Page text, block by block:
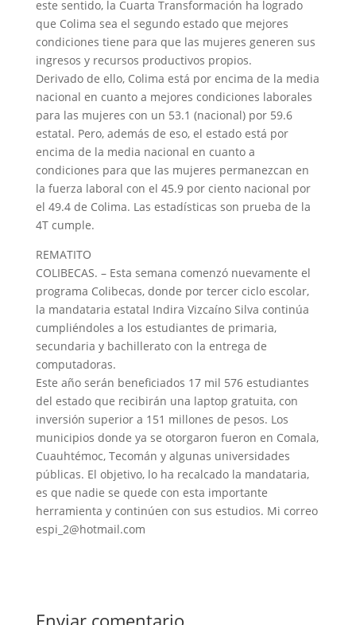
este sentido, la Cuarta Transformación ha logrado
que Colima sea el segundo estado que mejores
condiciones tiene para que las mujeres generen sus
ingresos y recursos productivos propios.
Derivado de ello, Colima está por encima de la media
nacional en cuanto a mejores condiciones laborales
para las mujeres con un 53.1 (nacional) por 59.6
estatal. Pero, además de eso, el estado está por
encima de la media nacional en cuanto a
condiciones para que las mujeres permanezcan en
la fuerza laboral con el 45.9 por ciento nacional por
el 49.4 de Colima. Las estadísticas son prueba de la
4T cumple.
REMATITO
COLIBECAS. – Esta semana comenzó nuevamente el
programa Colibecas, donde por tercer ciclo escolar,
la mandataria estatal Indira Vizcaíno Silva continúa
cumpliéndoles a los estudiantes de primaria,
secundaria y bachillerato con la entrega de
computadoras.
Este año serán beneficiados 17 mil 576 estudiantes
del estado que recibirán una laptop gratuita, con
inversión superior a 151 millones de pesos. Los
municipios donde ya se otorgaron fueron en Comala,
Cuauhtémoc, Tecomán y algunas universidades
públicas. El objetivo, lo ha recalcado la mandataria,
es que nadie se quede con esta importante
herramienta y continúen con sus estudios. Mi correo
espi_2@hotmail.com
Enviar comentario